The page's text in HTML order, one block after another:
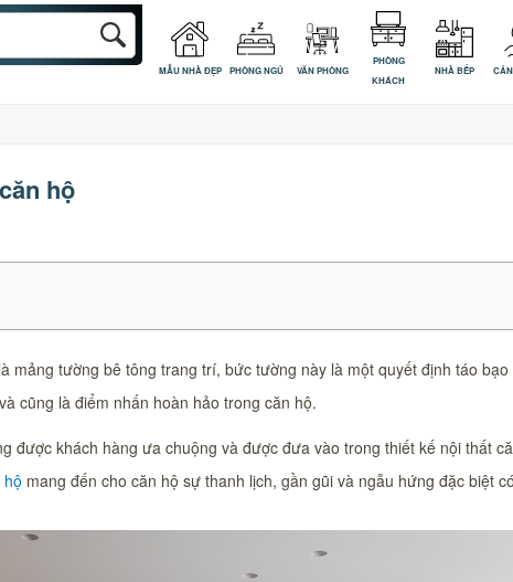
MẪU NHÀ ĐẸP PHÒNG NGỦ VĂN PHÒNG
PHÒNG
KHÁCH
NHÀ BẾP
hộ
mảng tường bê tông trang trí, bức tường này là một quyết định táo
cũng là điểm nhấn hoàn hảo trong căn hộ.
được khách hàng ưa chuộng và được đưa vào trong thiết kế nội thất
mang đến cho căn hộ sự thanh lịch, gần gũi và ngẫu hứng đặc biệt